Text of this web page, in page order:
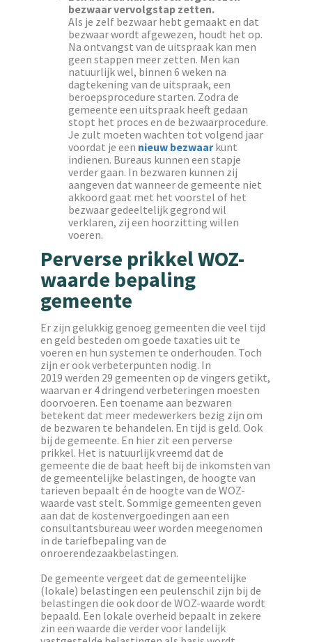
bezwaar vervolgstap zetten.
Als je zelf bezwaar hebt gemaakt en dat
bezwaar wordt afgewezen, houdt het op.
Na ontvangst van de uitspraak kan men
geen stappen meer zetten. Men kan
natuurlijk wel, binnen 6 weken na
dagtekening van de uitspraak, een
beroepsprocedure starten. Zodra de
gemeente een uitspraak heeft gedaan
stopt het proces en de bezwaarprocedure.
Je zult moeten wachten tot volgend jaar
voordat je een nieuw bezwaarkunt
indienen. Bureaus kunnen een stapje
verder gaan. In bezwaren kunnen zij
aangeven dat wanneer de gemeente niet
akkoord gaat met het voorstel of het
bezwaar gedeeltelijk gegrond wil
verklaren, zij een hoorzitting willen
voeren.
Perverse prikkel WOZ-
waarde bepaling
gemeente
Er zijn gelukkig genoeg gemeenten die veel tijd
en geld besteden om goede taxaties uit te
voeren en hun systemen te onderhouden. Toch
zijn er ook verbeterpunten nodig. In
2019 werden 29 gemeenten op de vingers getikt,
waarvan er 4 dringend verbeteringen moesten
doorvoeren. Een toename aan bezwaren
betekent dat meer medewerkers bezig zijn om
de bezwaren te behandelen. En tijd is geld. Ook
bij de gemeente. En hier zit een perverse
prikkel. Het is natuurlijk vreemd dat de
gemeente die de baat heeft bij de inkomsten van
de gemeentelijke belastingen, de hoogte van
tarieven bepaalt én de hoogte van de WOZ-
waarde vast stelt. Sommige gemeenten geven
aan dat de kostenvergoedingen aan een
consultantsbureau weer worden meegenomen
in de tariefbepaling van de
onroerendezaakbelastingen.
De gemeente vergeet dat de gemeentelijke
(lokale) belastingen een peulenschil zijn bij de
belastingen die ook door de WOZ-waarde wordt
bepaald. Een lokale overheid bepaalt in zekere
zin een waarde die verder voor landelijk